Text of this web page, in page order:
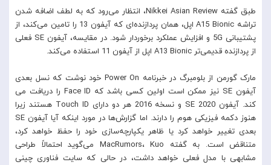
طبق گفته Nikkei Asian Review، انتظار می‌رود که به لطف اضافه شدن
تراشه A15 Bionic اپل، همان پردازنده‌ای که آیفون 13 را تامین می‌کند، از
پشتیبانی 5G و افزایش عملکرد برخوردار شود. در مقایسه، آیفون SE فعلی
از پردازنده قدیمی‌تر A13 Bionic اپل از آیفون 11 استفاده می‌کند.
مارک گورمن از بلومبرگ در خبرنامه Power On خود نوشت که نسل بعدی
آیفون SE نیز ممکن است اولین کسی باشد که Face ID را دریافت می
کند. آیفون SE 2020 و نسخه 2016 هر دو دارای Touch ID هستند زیرا
هنوز دکمه فیزیکی هوم را دارند. اما گزارش‌ها در مورد اینکه آیا آیفون SE
بعدی تغییر خواهد کرد یا ظاهر یکپارچه‌سازی خود را حفظ خواهد کرد،
متناقض است. به گفته MacRumors، Kuo می‌گوید احتمالاً طراحی
مشابهی با مدل فعلی خواهد داشت، در حالی که سایت فناوری چینی